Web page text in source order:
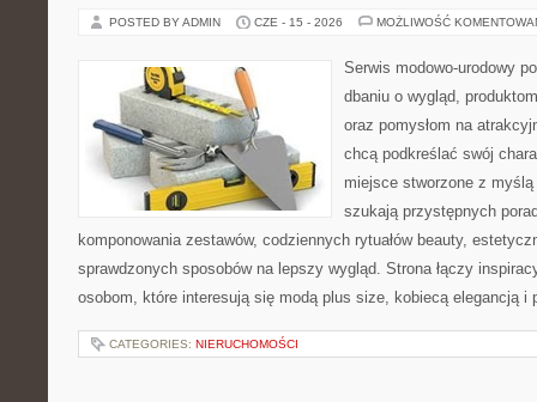
POSTED BY ADMIN CZE - 15 - 2026 MOŻLIWOŚĆ
Serwis modowo-urodowy
dbaniu o wygląd,
oraz pomysłom na
chcą podkreślać swój
miejsce stworzone z
szukają przystępnych
komponowania zestawów, codziennych rytuałów beauty,
sprawdzonych sposobów na lepszy wygląd. Strona łączy
osobom, które interesują się modą plus size, kobiecą elegancją
CATEGORIES: NIERUCHOMOŚCI